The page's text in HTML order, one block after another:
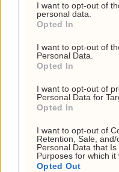
I want to opt-out of
personal data.
Opted In
I want to opt-out of
Personal Data.
Opted In
I want to opt-out of
Personal Data for
Opted In
I want to opt-out of
Retention, Sale,
Personal Data that
Purposes for which it
Opted Out
globalt –
Over halvparten
territorier anses